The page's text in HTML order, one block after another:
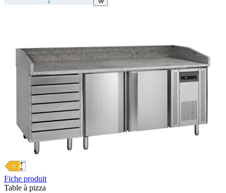
Fiche produit
Table à pizza